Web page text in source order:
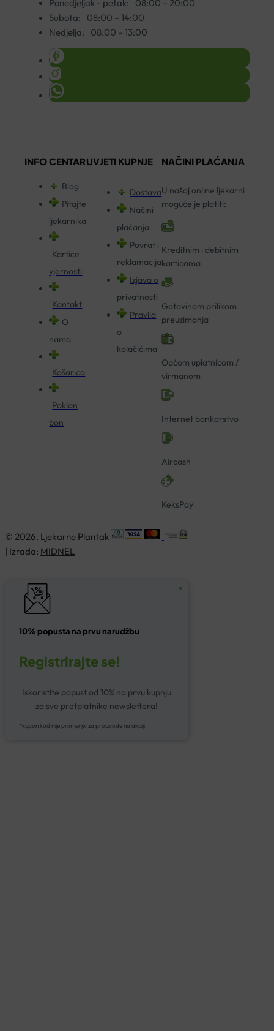
Ponedjeljak - petak:
08:00 – 20:00
Subota:
08:00 – 14:00
Nedjelja:
08:00 – 13:00
INFO CENTAR
Blog
Pitajte
ljekarnika
Kartice
vjernosti
Kontakt
O
nama
Košarica
Poklon
bon
UVJETI KUPNJE
Dostava
Načini
plaćanja
Povrat i
reklamacija
Izjava o
privatnosti
Pravila
o
kolačićima
NAČINI PLAĆANJA
U našoj online ljekarni
moguće je platiti:
Kreditnim i debitnim
karticama
Gotovinom prilikom
preuzimanja
Općom uplatnicom /
virmanom
Internet bankarstvo
Aircash
KeksPay
© 2026. Ljekarne Plantak
| Izrada: MIDNEL
10% popusta na prvu narudžbu
Registrirajte se!
Iskoristite popust od 10% na prvu kupnju
za sve pretplatnike newslettera!
*kupon kod nije primjenjiv za proizvode na akciji